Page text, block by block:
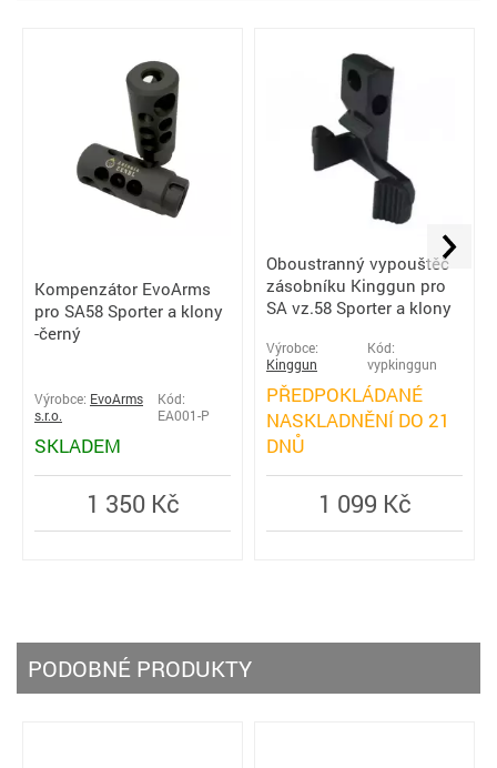
Kompenzátor EvoArms
pro SA58 Sporter a klony
-černý
Výrobce: EvoArms
s.r.o.
Kód:
EA001-P
SKLADEM
1 350 Kč
Oboustranný vypouštěč
zásobníku Kinggun pro
SA vz.58 Sporter a klony
Výrobce:
Kinggun
Kód:
vypkinggun
PŘEDPOKLÁDANÉ
NASKLADNĚNÍ DO 21
DNŮ
1 099 Kč
PODOBNÉ PRODUKTY